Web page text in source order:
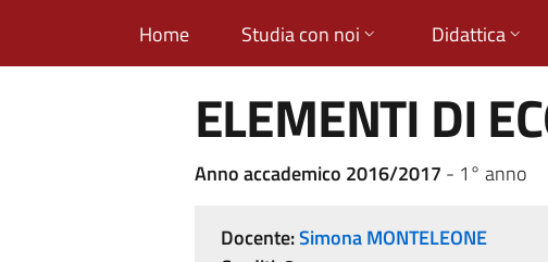
Home Studia con noi Didattica
ELEMENTI DI
Anno accademico 2016/2017 - 1° anno
Docente:Simona MONTELEONE